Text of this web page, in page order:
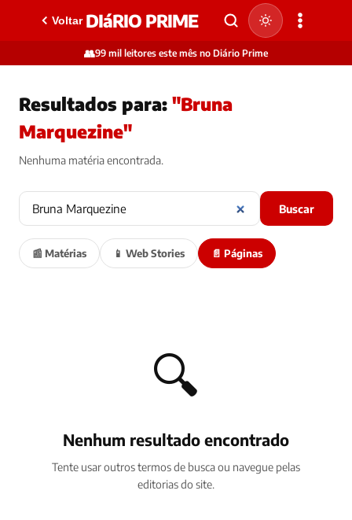
Voltar DIáRIO PRIME
👥99 mil leitores este mês no Diário Prime
Resultados para: "Bruna
Marquezine"
Nenhuma matéria encontrada.
Buscar
📰 Matérias 📱 Web Stories 📄 Páginas
🔍
Nenhum resultado encontrado
Tente usar outros termos de busca ou navegue pelas
editorias do site.